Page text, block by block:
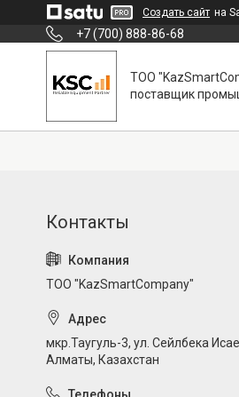
Создать сайт на
+7 (700) 888-86-68
ТОО
поставщик
ТОО "KazSmartCompany"
мкр.Таугуль-3, ул. Сейлбека
Алматы, Казахстан